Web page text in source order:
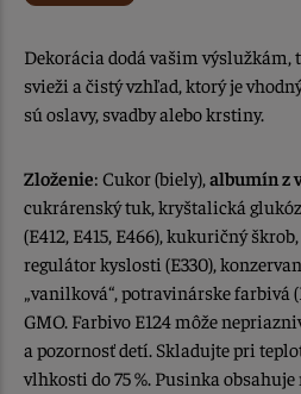
Dekorácia dodá vašim výslužkám,
svieži a čistý vzhľad, ktorý je
sú oslavy, svadby alebo krstiny.
Zloženie: Cukor (biely), albumín z
cukrárenský tuk, kryštalická
(E412, E415, E466), kukuričný
regulátor kyslosti (E330),
„vanilková“, potravinárske farbivá
GMO. Farbivo E124 môže
a pozornosť detí. Skladujte pri
vlhkosti do 75 %. Pusinka